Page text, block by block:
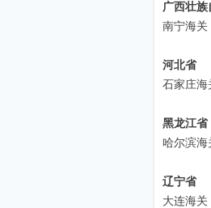
广西壮族
南宁海关
河北省
石家庄海
黑龙江省
哈尔滨海
辽宁省
大连海关